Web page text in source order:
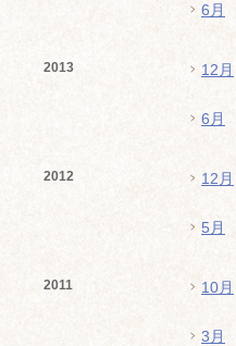
6月
2013 12月
6月
2012 12月
5月
2011 10月
3月